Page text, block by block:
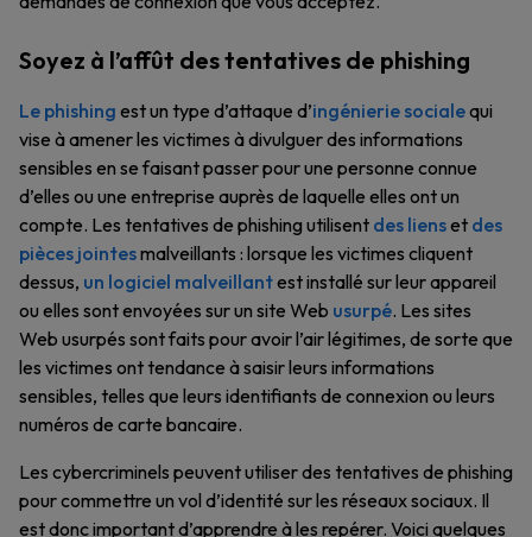
Soyez à l’affût des tentatives de phishing
Le phishing est un type d’attaque d’ingénierie socialequi
vise à amener les victimes à divulguer des informations
sensibles en se faisant passer pour une personne connue
d’elles ou une entreprise auprès de laquelle elles ont un
compte. Les tentatives de phishing utilisent des lienset des
pièces jointesmalveillants : lorsque les victimes cliquent
dessus, un logiciel malveillantest installé sur leur appareil
ou elles sont envoyées sur un site Web usurpé. Les sites
Web usurpés sont faits pour avoir l’air légitimes, de sorte que
les victimes ont tendance à saisir leurs informations
sensibles, telles que leurs identifiants de connexion ou leurs
numéros de carte bancaire.
Les cybercriminels peuvent utiliser des tentatives de phishing
pour commettre un vol d’identité sur les réseaux sociaux. Il
est donc important d’apprendre à les repérer. Voici quelques